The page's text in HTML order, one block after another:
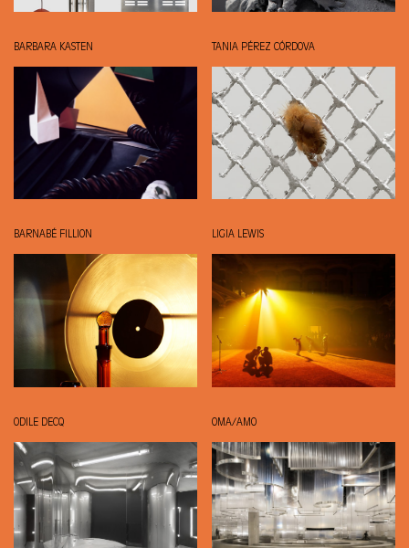
BARBARA KASTEN TANIA PÉREZ CÓRDOVA
BARNABÉ FILLION LIGIA LEWIS
ODILE DECQ OMA/AMO